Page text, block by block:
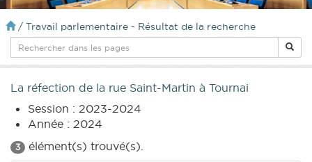
/ Travail parlementaire - Résultat de la recherche
La réfection de la rue Saint-Martin à Tournai
Session : 2023-2024
Année : 2024
3 élément(s) trouvé(s).